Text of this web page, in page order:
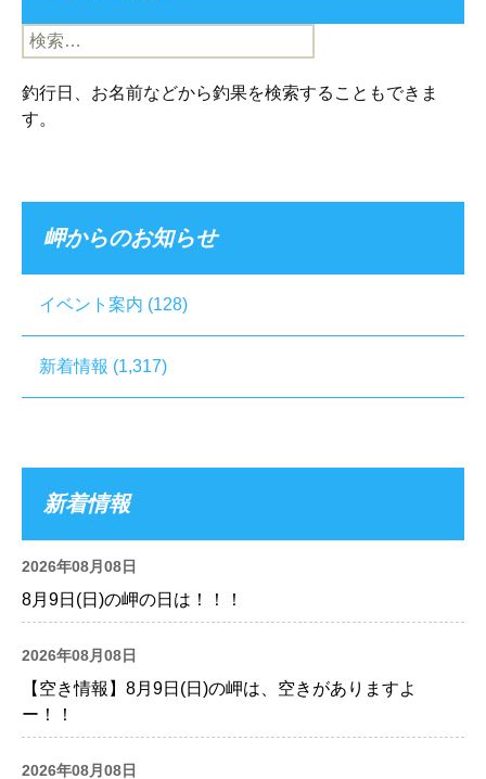
検
索:
釣行日、お名前などから釣果を検索することもできま
す。
岬からのお知らせ
イベント案内 (128)
新着情報 (1,317)
新着情報
2026年08月08日
8月9日(日)の岬の日は！！！
2026年08月08日
【空き情報】8月9日(日)の岬は、空きがありますよ
ー！！
2026年08月08日